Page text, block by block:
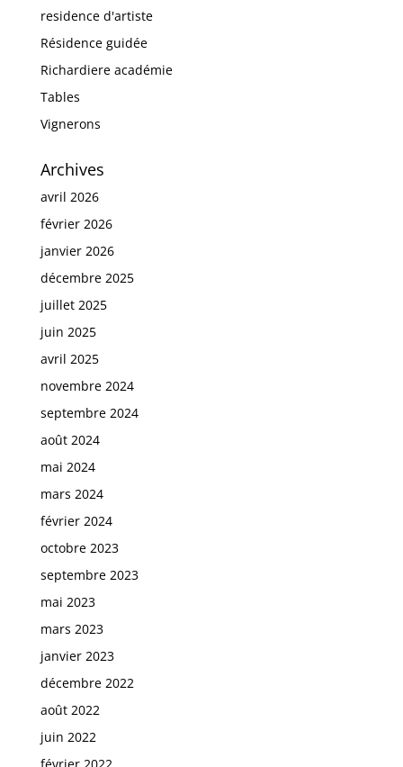
residence d'artiste
Résidence guidée
Richardiere académie
Tables
Vignerons
Archives
avril 2026
février 2026
janvier 2026
décembre 2025
juillet 2025
juin 2025
avril 2025
novembre 2024
septembre 2024
août 2024
mai 2024
mars 2024
février 2024
octobre 2023
septembre 2023
mai 2023
mars 2023
janvier 2023
décembre 2022
août 2022
juin 2022
février 2022